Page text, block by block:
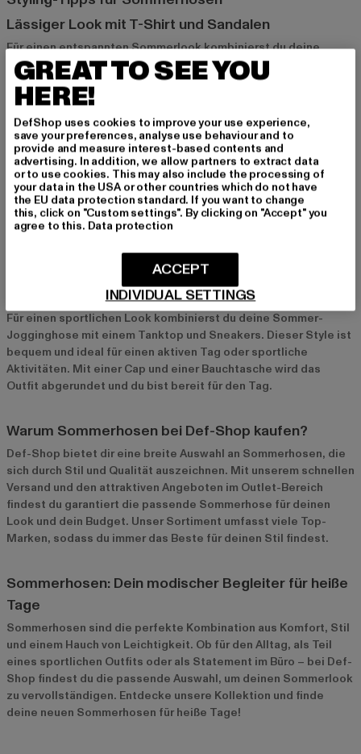
Lässiger Look mit T-Shirt und Sandalen
Für einen entspannten Sommerlook kombinierst du deine
Sommerhose mit einem T-Shirt und Sandalen. Dieser Look ist
perfekt für den Alltag oder einen gemütlichen Tag am Strand.
Mit einer Sonnenbrille und Accessoires wie einer Strohtasche
bringst du zusätzliche Sommer-Vibes in dein Outfit.
Eleganter Style mit Bluse und Slippern
Ein schicker Sommerlook gelingt dir mit einer leichten Bluse,
Sommerhose und Slippern. Dieser Look ist ideal für das Büro
oder abendliche Treffen und bietet eine elegante und luftige
Alternative zu schweren Outfits. Ergänze dein Outfit mit feinem
Schmuck für einen eleganten Touch.
Sportlicher Look mit Tanktop und Sneakers
Für einen sportlichen Look kombinierst du deine Sommer-
Jogginghose mit einem Tanktop und Sneakers. Dieser Style ist
bequem und ideal für einen aktiven Tag oder sportliche
Aktivitäten. Mit einer Cap und einer Bauchtasche wird das
Outfit abgerundet und du bist bereit für den Tag.
Warum Sommerhosen bei Def-Shop kaufen?
Def-Shop bietet dir eine breite Auswahl an Sommerhosen, die
sich durch Stil und Qualität auszeichnen. Mit unserem schnellen
Versand und den attraktiven Angeboten im Outlet-Bereich
findest du garantiert die passende Sommerhose für deinen
Look und dein Budget. Unser Sortiment umfasst viele Top-
Marken, sodass du immer das Beste für deinen Stil findest.
Sommerhosen: Dein modischer Begleiter für heiße
Tage
Sommerhosen sind die perfekte Kombination aus Komfort, Stil
und einem Hauch von Leichtigkeit. Ob für den Alltag, als Teil
eines sportlichen Outfits oder als Statement im Büro – bei Def-
Shop findest du die passende Auswahl, um deinen Sommerlook
zu vervollständigen. Entdecke unsere Kollektion und finde
deine neuen Sommerhosen für heiße Tage!
GREAT TO SEE YOU
HERE!
DefShop uses cookies to improve your use experience,
save your preferences, analyse use behaviour and to
provide and measure interest-based contents and
advertising. In addition, we allow partners to extract data
or to use cookies. This may also include the processing of
your data in the USA or other countries which do not have
the EU data protection standard. If you want to change
this, click on "Custom settings". By clicking on "Accept" you
agree to this. Data protection
INDIVIDUAL SETTINGS
ACCEPT